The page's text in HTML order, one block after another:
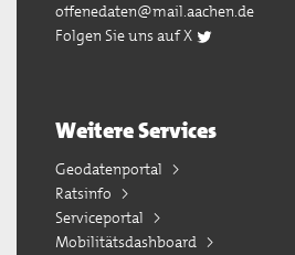
offenedaten@mail.aachen.de
Folgen Sie uns auf X
Weitere Services
Geodatenportal
Ratsinfo
Serviceportal
Mobilitätsdashboard